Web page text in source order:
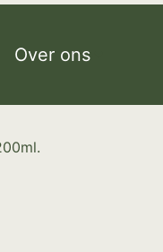
Over ons